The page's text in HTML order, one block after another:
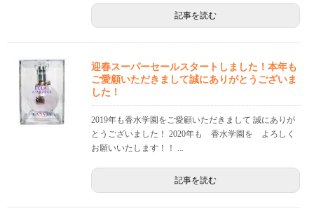
記事を読む
迎春スーパーセールスタートしました！本年も
ご愛顧いただきまして誠にありがとうございま
した！
2019年も香水学園をご愛顧いただきまして 誠にありが
とうございました！ 2020年も 香水学園を よろしく
お願いいたします！！ ...
記事を読む